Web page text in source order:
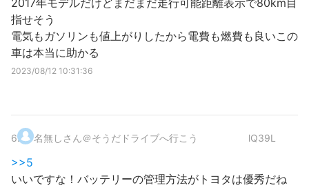
2017年モデルだけどまだまだ走行可能距離表示で80km目
指せそう
電気もガソリンも値上がりしたから電費も燃費も良いこの
車は本当に助かる
2023/08/12 10:31:36
6. 名無しさん＠そうだドライブへ行こう lQ39L
>>5
いいですな！バッテリーの管理方法がトヨタは優秀だね